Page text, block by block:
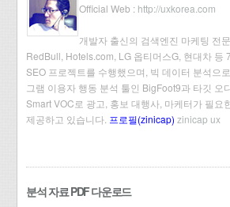
Official Web : http://uxkorea.com
개발자 출신의 검색엔진 마케팅 전
RedBull, Hotels.com, LG 옵티머스G, 현대차 등
SEO 프로젝트를 수행했으며, 빅 데이터 분석으
그램 이용자 행동 분석 툴인 BigFoot9과 타깃 오
Smart VOC로 광고, 홍보 대행사, 마케터가 필요
제공하고 있습니다. 프로필(zinicap) zinicap ux
분석 자료 PDF 다운로드